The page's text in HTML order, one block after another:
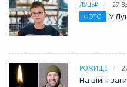
ЛУЦЬК
27
ФОТО
У
РОЖИЩЕ
На війні